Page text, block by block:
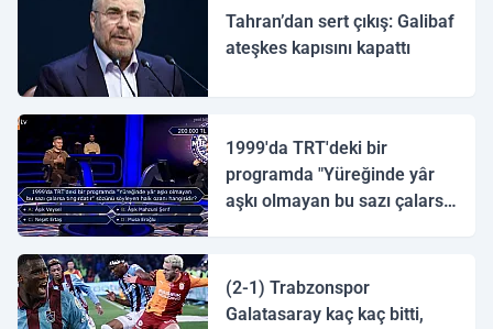
Tahran’dan sert çıkış: Galibaf
ateşkes kapısını kapattı
1999'da TRT'deki bir
programda "Yüreğinde yâr
aşkı olmayan bu sazı çalarsa
(2-1) Trabzonspor
Galatasaray kaç kaç bitti,